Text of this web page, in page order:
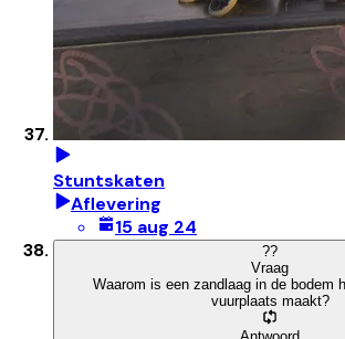
Stuntskaten
Aflevering
15 aug 24
??
Vraag
Waarom is een zandlaag in de bodem
vuurplaats maakt?